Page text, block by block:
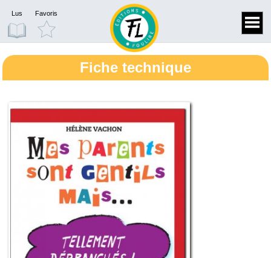
Lus Favoris
Fiche technique